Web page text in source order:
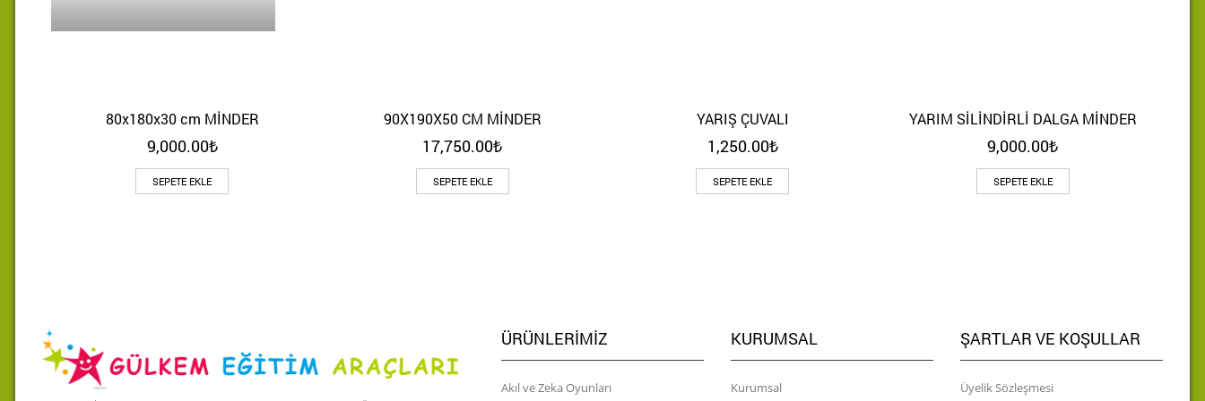
Hızlı Bakış
80x180x30 cm MİNDER
9,000.00₺
SEPETE EKLE
Hızlı Bakış
90X190X50 CM MİNDER
17,750.00₺
SEPETE EKLE
Hızlı Bakış
YARIŞ ÇUVALI
1,250.00₺
SEPETE EKLE
Hızlı Bakış
YARIM SİLİNDİRLİ DALGA MİNDER
9,000.00₺
SEPETE EKLE
ÜRÜNLERIMIZ
Akıl ve Zeka Oyunları
KURUMSAL
Kurumsal
ŞARTLAR VE KOŞULLAR
Üyelik Sözleşmesi